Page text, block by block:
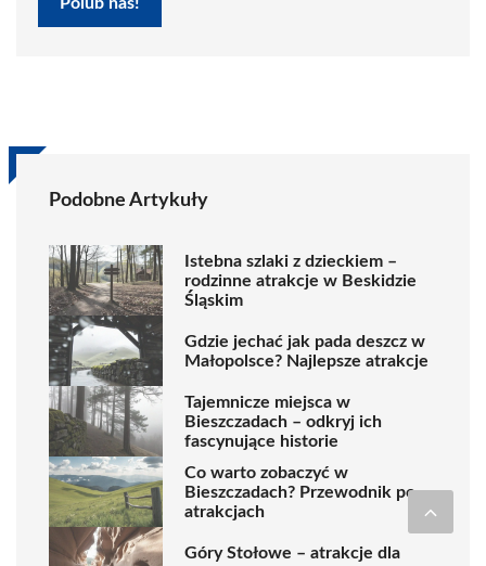
Polub nas!
Podobne Artykuły
Istebna szlaki z dzieckiem –
rodzinne atrakcje w Beskidzie
Śląskim
Gdzie jechać jak pada deszcz w
Małopolsce? Najlepsze atrakcje
Tajemnicze miejsca w
Bieszczadach – odkryj ich
fascynujące historie
Co warto zobaczyć w
Bieszczadach? Przewodnik po
atrakcjach
Góry Stołowe – atrakcje dla